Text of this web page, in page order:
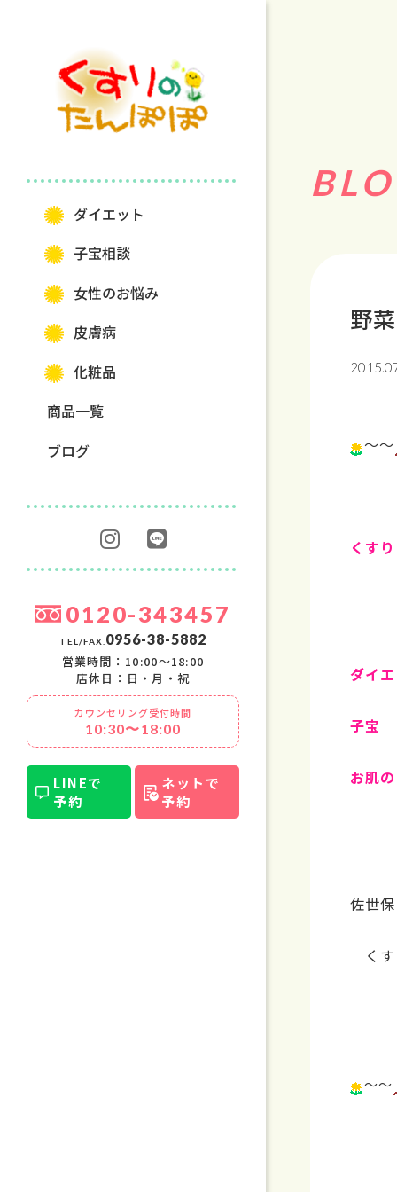
ダイエット
⼦宝相談
⼥性のお悩み
⽪膚病
化粧品
商品一覧
ブログ
0120-343457
TEL/FAX.0956-38-5882
営業時間：10:00〜18:00
店休日：日・月・祝
カウンセリング受付時間
10:30〜18:00
LINEで
予約
ネットで
予約
野
～～
くす
ダイ
子宝
お肌
佐世
くす
～～